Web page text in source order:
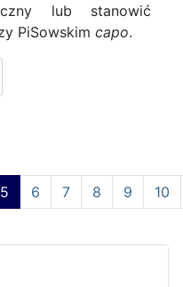
lub stanowić
PiSowskim capo.
5 6 7 8 9 10